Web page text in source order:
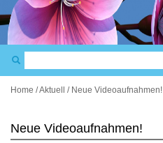
Home /Aktuell / Neue Videoaufnahmen!
Neue Videoaufnahmen!